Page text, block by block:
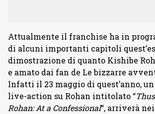
Attualmente il franchise ha in
di alcuni importanti capitoli
dimostrazione di quanto Kishibe
e amato dai fan de Le bizzarre
Infatti il 23 maggio di quest’anno,
live-action su Rohan intitolato “
Rohan: At a Confessional“, arriverà